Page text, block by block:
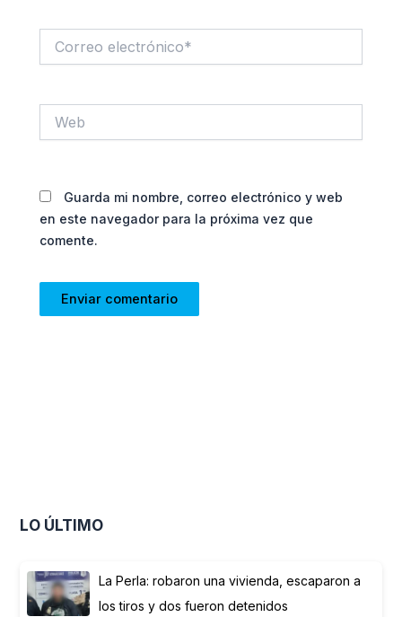
electrónico*
Guarda mi nombre, correo electrónico y web
en este navegador para la próxima vez que
comente.
LO ÚLTIMO
La Perla: robaron una vivienda, escaparon a
los tiros y dos fueron detenidos